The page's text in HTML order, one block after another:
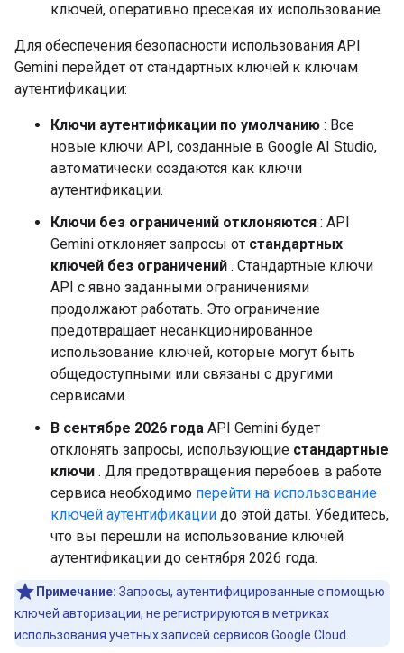
ключей, оперативно пресекая их использование.
Для обеспечения безопасности использования API
Gemini перейдет от стандартных ключей к ключам
аутентификации:
Ключи аутентификации по умолчанию : Все
новые ключи API, созданные в Google AI Studio,
автоматически создаются как ключи
аутентификации.
Ключи без ограничений отклоняются : API
Gemini отклоняет запросы от стандартных
ключей без ограничений . Стандартные ключи
API с явно заданными ограничениями
продолжают работать. Это ограничение
предотвращает несанкционированное
использование ключей, которые могут быть
общедоступными или связаны с другими
сервисами.
В сентябре 2026 года API Gemini будет
отклонять запросы, использующие стандартные
ключи . Для предотвращения перебоев в работе
сервиса необходимо перейти на использование
ключей аутентификации до этой даты. Убедитесь,
что вы перешли на использование ключей
аутентификации до сентября 2026 года.
Примечание: Запросы, аутентифицированные с помощью
ключей авторизации, не регистрируются в метриках
использования учетных записей сервисов Google Cloud.